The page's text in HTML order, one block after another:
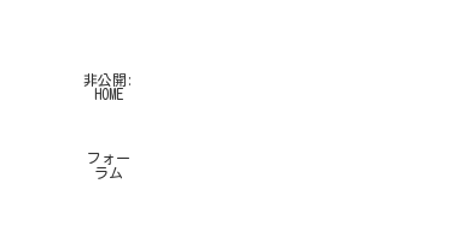
非公開:
HOME
フォー
ラム